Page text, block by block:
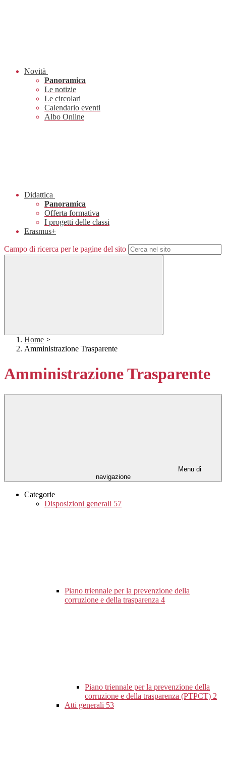
Novità
Panoramica
Le notizie
Le circolari
Calendario eventi
Albo Online
Didattica
Panoramica
Offerta formativa
I progetti delle classi
Erasmus+
Campo di ricerca per le pagine del sito
Home >
Amministrazione Trasparente
Amministrazione Trasparente
Menu di
navigazione
Categorie
Disposizioni generali 57
Piano triennale per la prevenzione della
corruzione e della trasparenza 4
Piano triennale per la prevenzione della
corruzione e della trasparenza (PTPCT) 2
Atti generali 53